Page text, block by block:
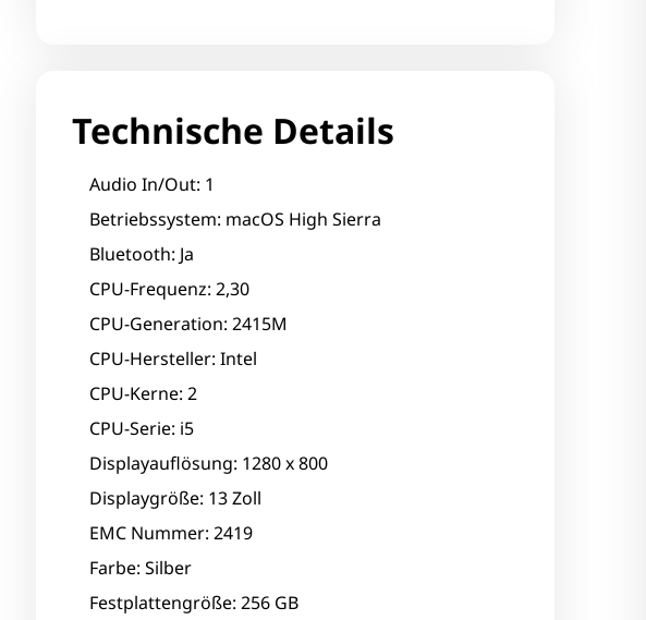
Technische Details
Audio In/Out: 1
Betriebssystem: macOS High Sierra
Bluetooth: Ja
CPU-Frequenz: 2,30
CPU-Generation: 2415M
CPU-Hersteller: Intel
CPU-Kerne: 2
CPU-Serie: i5
Displayauflösung: 1280 x 800
Displaygröße: 13 Zoll
EMC Nummer: 2419
Farbe: Silber
Festplattengröße: 256 GB